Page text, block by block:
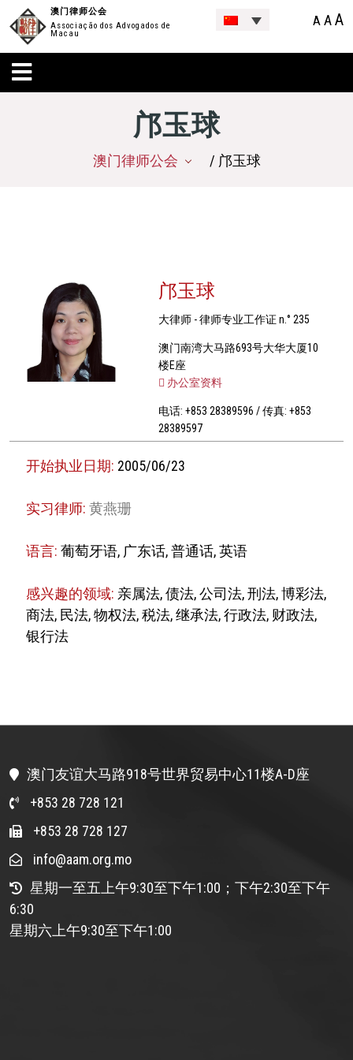
澳门律师公会
Associação dos Advogados de
Macau
A AA
邝玉球
澳门律师公会 / 邝玉球
邝玉球
大律师 - 律师专业工作证 n.° 235
澳门南湾大马路693号大华大厦10
楼E座
办公室资料
电话: +853 28389596 / 传真: +853
28389597
开始执业日期: 2005/06/23
实习律师:黄燕珊
语言:葡萄牙语, 广东话, 普通话, 英语
感兴趣的领域: 亲属法, 债法, 公司法, 刑法, 博彩法,
商法, 民法, 物权法, 税法, 继承法, 行政法, 财政法,
银行法
澳门友谊大马路918号世界贸易中心11楼A-D座
+853 28 728 121
+853 28 728 127
info@aam.org.mo
星期一至五上午9:30至下午1:00；下午2:30至下午
6:30
星期六上午9:30至下午1:00